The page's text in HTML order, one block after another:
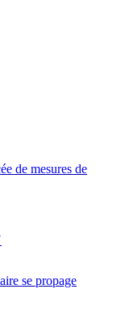
de mesures de
se propage